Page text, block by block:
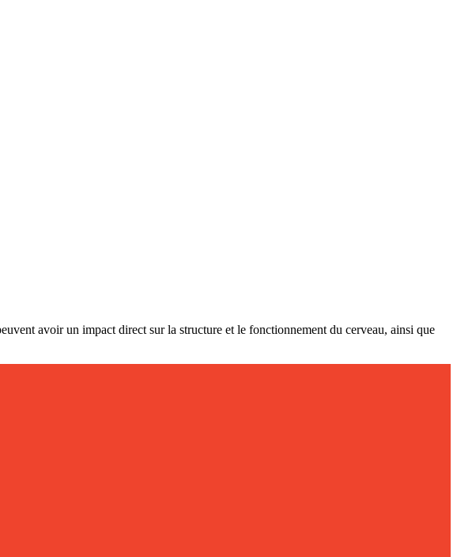
avoir un impact direct sur la structure et le fonctionnement du cerveau, ainsi que